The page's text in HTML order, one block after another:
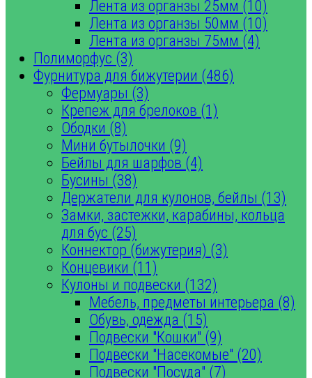
Лента из органзы 25мм (10)
Лента из органзы 50мм (10)
Лента из органзы 75мм (4)
Полиморфус (3)
Фурнитура для бижутерии (486)
Фермуары (3)
Крепеж для брелоков (1)
Ободки (8)
Мини бутылочки (9)
Бейлы для шарфов (4)
Бусины (38)
Держатели для кулонов, бейлы (13)
Замки, застежки, карабины, кольца
для бус (25)
Коннектор (бижутерия) (3)
Концевики (11)
Кулоны и подвески (132)
Мебель, предметы интерьера (8)
Обувь, одежда (15)
Подвески "Кошки" (9)
Подвески "Насекомые" (20)
Подвески "Посуда" (7)